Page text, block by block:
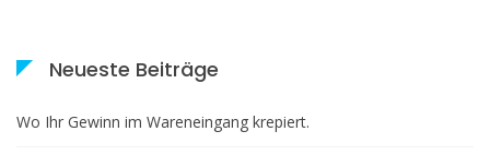
Neueste Beiträge
Wo Ihr Gewinn im Wareneingang krepiert.